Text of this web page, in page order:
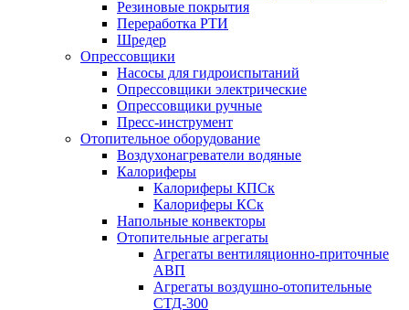
Резиновые покрытия
Переработка РТИ
Шредер
Опрессовщики
Насосы для гидроиспытаний
Опрессовщики электрические
Опрессовщики ручные
Пресс-инструмент
Отопительное оборудование
Воздухонагреватели водяные
Калориферы
Калориферы КПСк
Калориферы КСк
Напольные конвекторы
Отопительные агрегаты
Агрегаты вентиляционно-приточные
АВП
Агрегаты воздушно-отопительные
СТД-300